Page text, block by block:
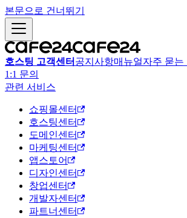
본문으로 건너뛰기
호스팅 고객센터 공지사항매뉴얼자주 묻는
1:1 문의
관련 서비스
쇼핑몰센터
호스팅센터
도메인센터
마케팅센터
앱스토어
디자인센터
창업센터
개발자센터
파트너센터